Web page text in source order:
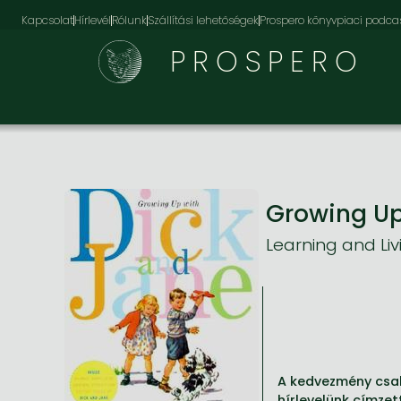
KapcsolatHírlevélRólunkSzállítási lehetőségekProspero könyvpiaci
PROSPERO
Growing
Learning and
A kedvezmény